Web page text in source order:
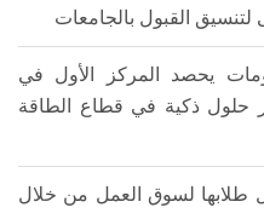
لتنسيق القبول بالجامعات
يحصد المركز الأول في
حلول ذكية في قطاع الطاقة
لسوق العمل من خلال